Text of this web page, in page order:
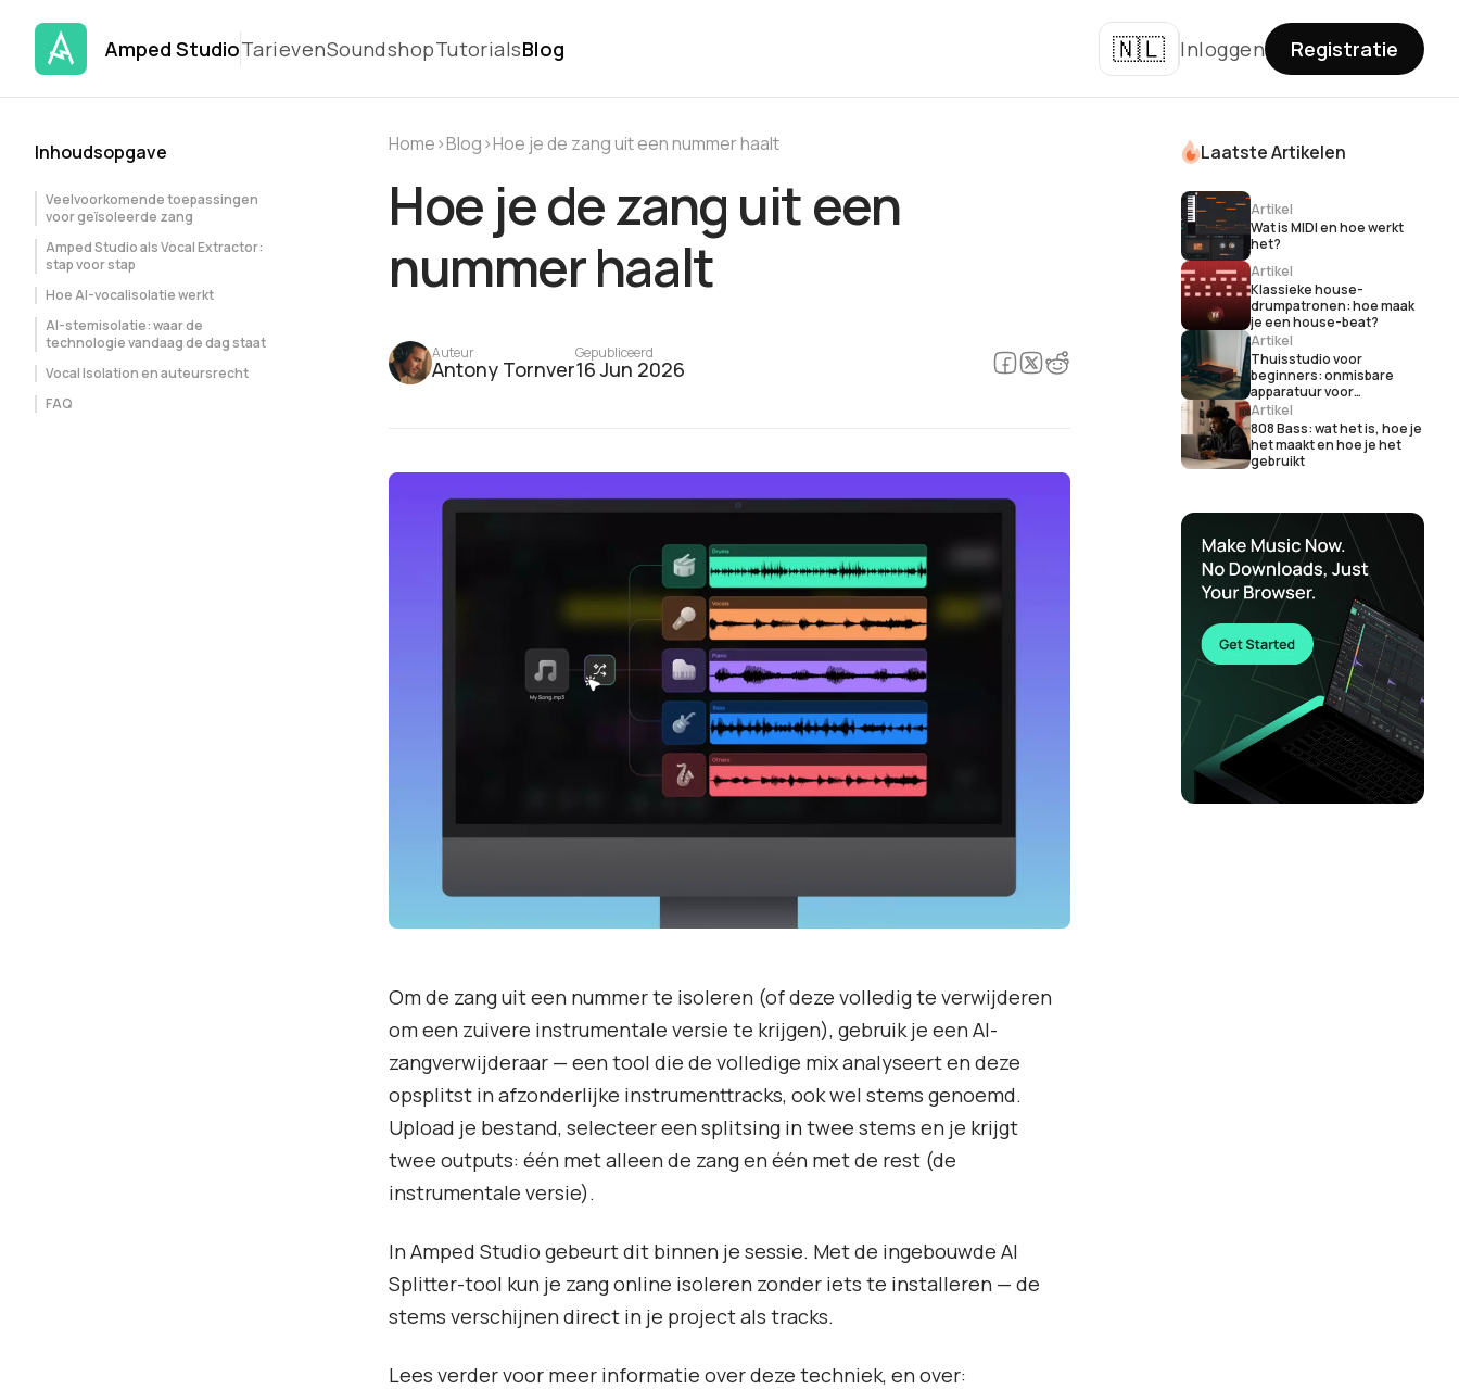
Amped StudioTarievenSoundshopTutorialsBlog 🇳🇱 Inloggen Registratie
Inhoudsopgave
Veelvoorkomende toepassingen
voor geïsoleerde zang
Amped Studio als Vocal Extractor:
stap voor stap
Hoe AI-vocalisolatie werkt
AI-stemisolatie: waar de
technologie vandaag de dag staat
Vocal Isolation en auteursrecht
FAQ
Home›Blog›Hoe je de zang uit een nummer haalt
Hoe je de zang uit een
nummer haalt
Auteur
Antony Tornver
Gepubliceerd
16 Jun 2026
Om de zang uit een nummer te isoleren (of deze volledig te verwijderen
om een zuivere instrumentale versie te krijgen), gebruik je eenAI-
zangverwijderaar — een tool die de volledige mix analyseert en deze
opsplitst in afzonderlijke instrumenttracks, ook wel stems genoemd.
Upload je bestand, selecteer een splitsing in twee stems en je krijgt
twee outputs: één met alleen de zang en één met de rest (de
instrumentale versie).
In Amped Studio gebeurt dit binnen je sessie. Met de ingebouwde AI
Splitter-tool kun je zang online isoleren zonder iets te installeren — de
stems verschijnen direct in je project als tracks.
Lees verder voor meer informatie over deze techniek, en over:
Laatste Artikelen
Artikel
Wat is MIDI en hoe werkt
het?
Artikel
Klassieke house-
drumpatronen: hoe maak
je een house-beat?
Artikel
Thuisstudio voor
beginners: onmisbare
apparatuur voor
muziekproductie
Artikel
808 Bass: wat het is, hoe je
het maakt en hoe je het
gebruikt